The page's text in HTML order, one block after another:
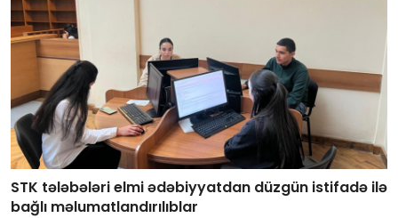
STK tələbələri elmi ədəbiyyatdan düzgün istifadə ilə
bağlı məlumatlandırılıblar